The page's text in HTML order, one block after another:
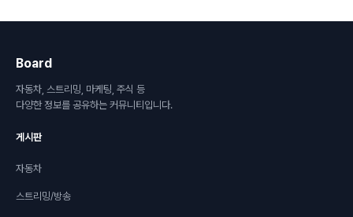
Board
자동차, 스트리밍, 마케팅, 주식 등
다양한 정보를 공유하는 커뮤니티입니다.
게시판
자동차
스트리밍/방송